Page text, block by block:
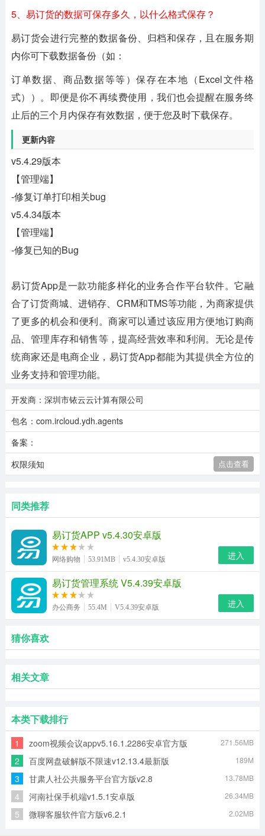
5、易订货的数据可保存多久，以什么格式保存？
易订货会进行完整的数据备份、归档和保存，且在服务期
内你可下载数据备份（如：
订单数据、商品数据等等）保存在本地（Excel文件格
式））。即便是你不再续费使用，我们也会提醒在服务终
止后的三个月内保存有效数据，便于您及时下载保存。
更新内容
v5.4.29版本
【管理端】
-修复订单打印相关bug
v5.4.34版本
【管理端】
-修复已知的Bug
易订货App是一款功能多样化的业务合作平台软件。它融
合了订货商城、进销存、CRM和TMS等功能，为商家提供
了更多的机会和便利。商家可以通过该应用方便地订购商
品、管理库存和销售等，提高经营效率和利润。无论是传
统商家还是电商企业，易订货App都能为其提供全方位的
业务支持和管理功能。
开发商：深圳市铱云云计算有限公司
包名：com.ircloud.ydh.agents
备案：
权限须知
点击查看
同类推荐
易订货APP v5.4.30安卓版
网络购物 53.91MB v5.4.30安卓版 进入
易订货管理系统 V5.4.39安卓版
办公商务 55.4M V5.4.39安卓版 进入
猜你喜欢
相关文章
本类下载排行
1 zoom视频会议appv5.16.1.2286安卓官方版 271.56MB
2 百度网盘破解版不限速v12.13.4最新版 189M
3 甘肃人社公共服务平台官方版v2.8 13.78MB
4 河南社保手机端v1.5.1安卓版 26.34MB
5 微聊客服软件官方版v6.2.1 2.02MB